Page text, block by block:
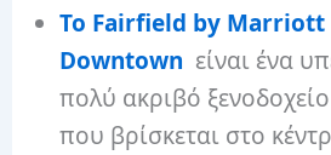
Το Fairfield by
Downtown είναι ένα
πολύ ακριβό
που βρίσκεται στο